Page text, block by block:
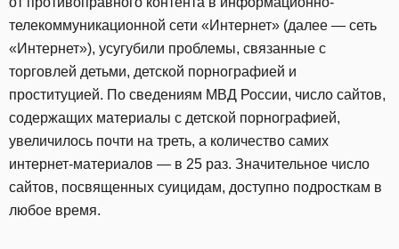
телекоммуникационной сети «Интернет» (далее — сеть
«Интернет»), усугубили проблемы, связанные с
торговлей детьми, детской порнографией и
проституцией. По сведениям МВД России, число сайтов,
содержащих материалы с детской порнографией,
увеличилось почти на треть, а количество самих
интернет-материалов — в 25 раз. Значительное число
сайтов, посвященных суицидам, доступно подросткам в
любое время.